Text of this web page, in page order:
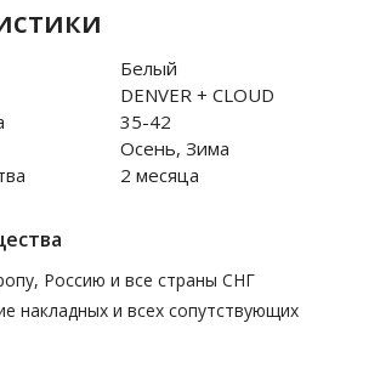
Белый
DENVER + CLOUD
35-42
Осень, Зима
2 месяца
Россию и все страны СНГ
накладных и всех сопутствующих